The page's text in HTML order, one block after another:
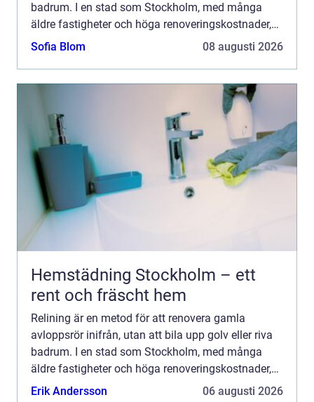
badrum. I en stad som Stockholm, med många
äldre fastigheter och höga renoveringskostnader,
har tekniken blivit ett populärt alternativ till
Sofia Blom 08 augusti 2026
Hemstädning Stockholm – ett
rent och fräscht hem
Relining är en metod för att renovera gamla
avloppsrör inifrån, utan att bila upp golv eller riva
badrum. I en stad som Stockholm, med många
äldre fastigheter och höga renoveringskostnader,
har tekniken blivit ett populärt alternativ till
Erik Andersson 06 augusti 2026